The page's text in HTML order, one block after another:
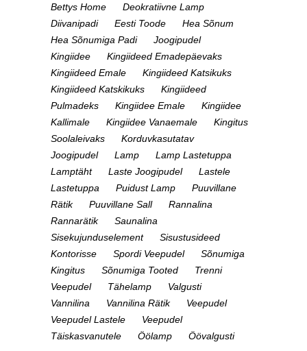
Bettys Home
Deokratiivne Lamp
Diivanipadi
Eesti Toode
Hea Sõnum
Hea Sõnumiga Padi
Joogipudel
Kingiidee
Kingiideed Emadepäevaks
Kingiideed Emale
Kingiideed Katsikuks
Kingiideed Katskikuks
Kingiideed
Pulmadeks
Kingiidee Emale
Kingiidee
Kallimale
Kingiidee Vanaemale
Kingitus
Soolaleivaks
Korduvkasutatav
Joogipudel
Lamp
Lamp Lastetuppa
Lamptäht
Laste Joogipudel
Lastele
Lastetuppa
Puidust Lamp
Puuvillane
Rätik
Puuvillane Sall
Rannalina
Rannarätik
Saunalina
Sisekujunduselement
Sisustusideed
Kontorisse
Spordi Veepudel
Sõnumiga
Kingitus
Sõnumiga Tooted
Trenni
Veepudel
Tähelamp
Valgusti
Vannilina
Vannilina Rätik
Veepudel
Veepudel Lastele
Veepudel
Täiskasvanutele
Öölamp Öövalgusti